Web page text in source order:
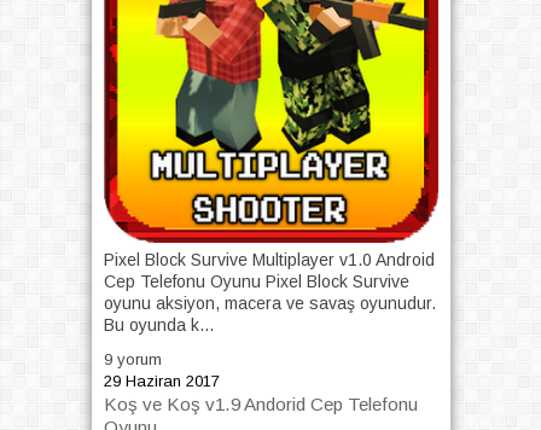
Pixel Block Survive Multiplayer v1.0 Android
Cep Telefonu Oyunu Pixel Block Survive
oyunu aksiyon, macera ve savaş oyunudur.
Bu oyunda k...
9 yorum
29 Haziran 2017
Koş ve Koş v1.9 Andorid Cep Telefonu